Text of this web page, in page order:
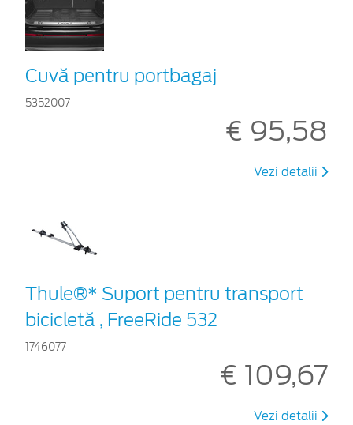
Cuvă pentru portbagaj
5352007
€ 95,58
Vezi detalii
Thule®* Suport pentru transport
bicicletă , FreeRide 532
1746077
€ 109,67
Vezi detalii